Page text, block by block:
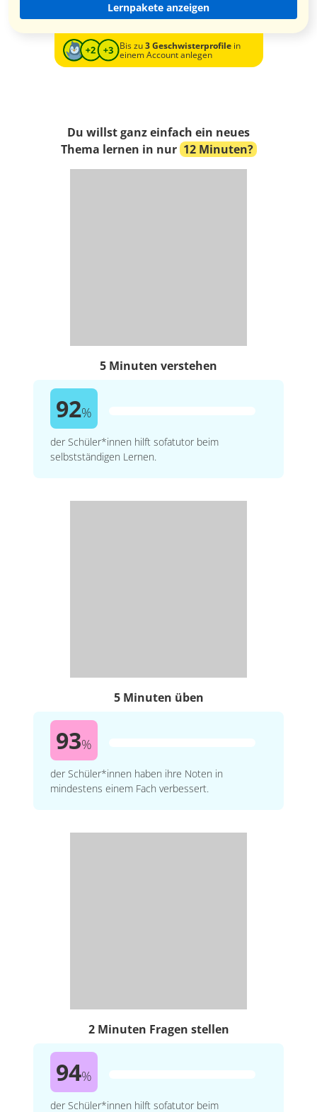
Lernpakete anzeigen
Bis zu3 Geschwisterprofilein
einem Account anlegen
Du willst ganz einfach ein neues
Thema lernen in nur 12 Minuten?
5 Minuten verstehen
92%
der Schüler*innen hilft sofatutor beim
selbstständigen Lernen.
5 Minuten üben
93%
der Schüler*innen haben ihre Noten in
mindestens einem Fach verbessert.
2 Minuten Fragen stellen
94%
der Schüler*innen hilft sofatutor beim